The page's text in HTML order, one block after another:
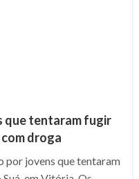
que tentaram fugir
droga
jovens que tentaram